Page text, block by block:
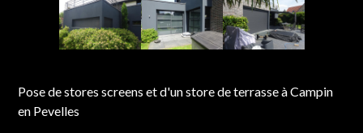
Pose de stores screens et d'un store de terrasse à Campin
en Pevelles